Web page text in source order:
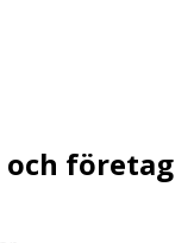
och företag